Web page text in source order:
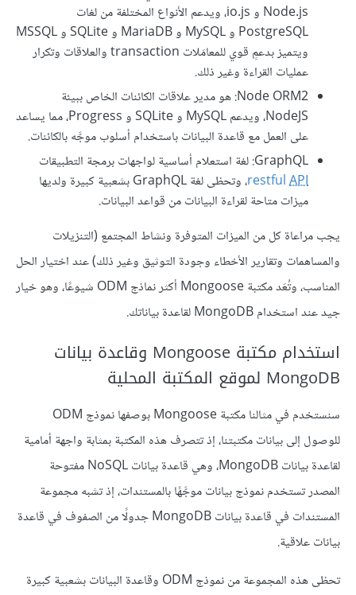
Node.js و io.js، ويدعم الأنواع المختلفة من لغات
PostgreSQL و MySQL و MariaDB و SQLite و MSSQL
ويتميز بدعمٍ قوي للمعامَلات transaction والعلاقات وتكرار
عمليات القراءة وغير ذلك.
Node ORM2: هو مدير علاقات الكائنات الخاص ببيئة
NodeJS، ويدعم MySQL و SQLite و Progress، مما يساعد
على العمل مع قاعدة البيانات باستخدام أسلوب موجَّه بالكائنات.
GraphQL: لغة استعلام أساسية لواجهات برمجة التطبيقات
restfulAPI
، وتحظى لغة GraphQL بشعبية كبيرة ولديها
ميزات متاحة لقراءة البيانات من قواعد البيانات.
يجب مراعاة كل من الميزات المتوفرة ونشاط المجتمع (التنزيلات
والمساهمات وتقارير الأخطاء وجودة التوثيق وغير ذلك) عند اختيار الحل
المناسب، وتُعَد مكتبة Mongoose أكثر نماذج ODM شيوعًا، وهو خيار
جيد عند استخدام MongoDB لقاعدة بياناتك.
استخدام مكتبة Mongoose وقاعدة بيانات
MongoDB لموقع المكتبة المحلية
سنستخدم في مثالنا مكتبة Mongoose بوصفها نموذج ODM
للوصول إلى بيانات مكتبتنا، إذ تتصرف هذه المكتبة بمثابة واجهة أمامية
لقاعدة بيانات MongoDB، وهي قاعدة بيانات NoSQL مفتوحة
المصدر تستخدم نموذج بيانات موجَّهًا بالمستندات، إذ تشبه مجموعة
المستندات في قاعدة بيانات MongoDB جدولًا من الصفوف في قاعدة
بيانات علاقية.
تحظى هذه المجموعة من نموذج ODM وقاعدة البيانات بشعبية كبيرة